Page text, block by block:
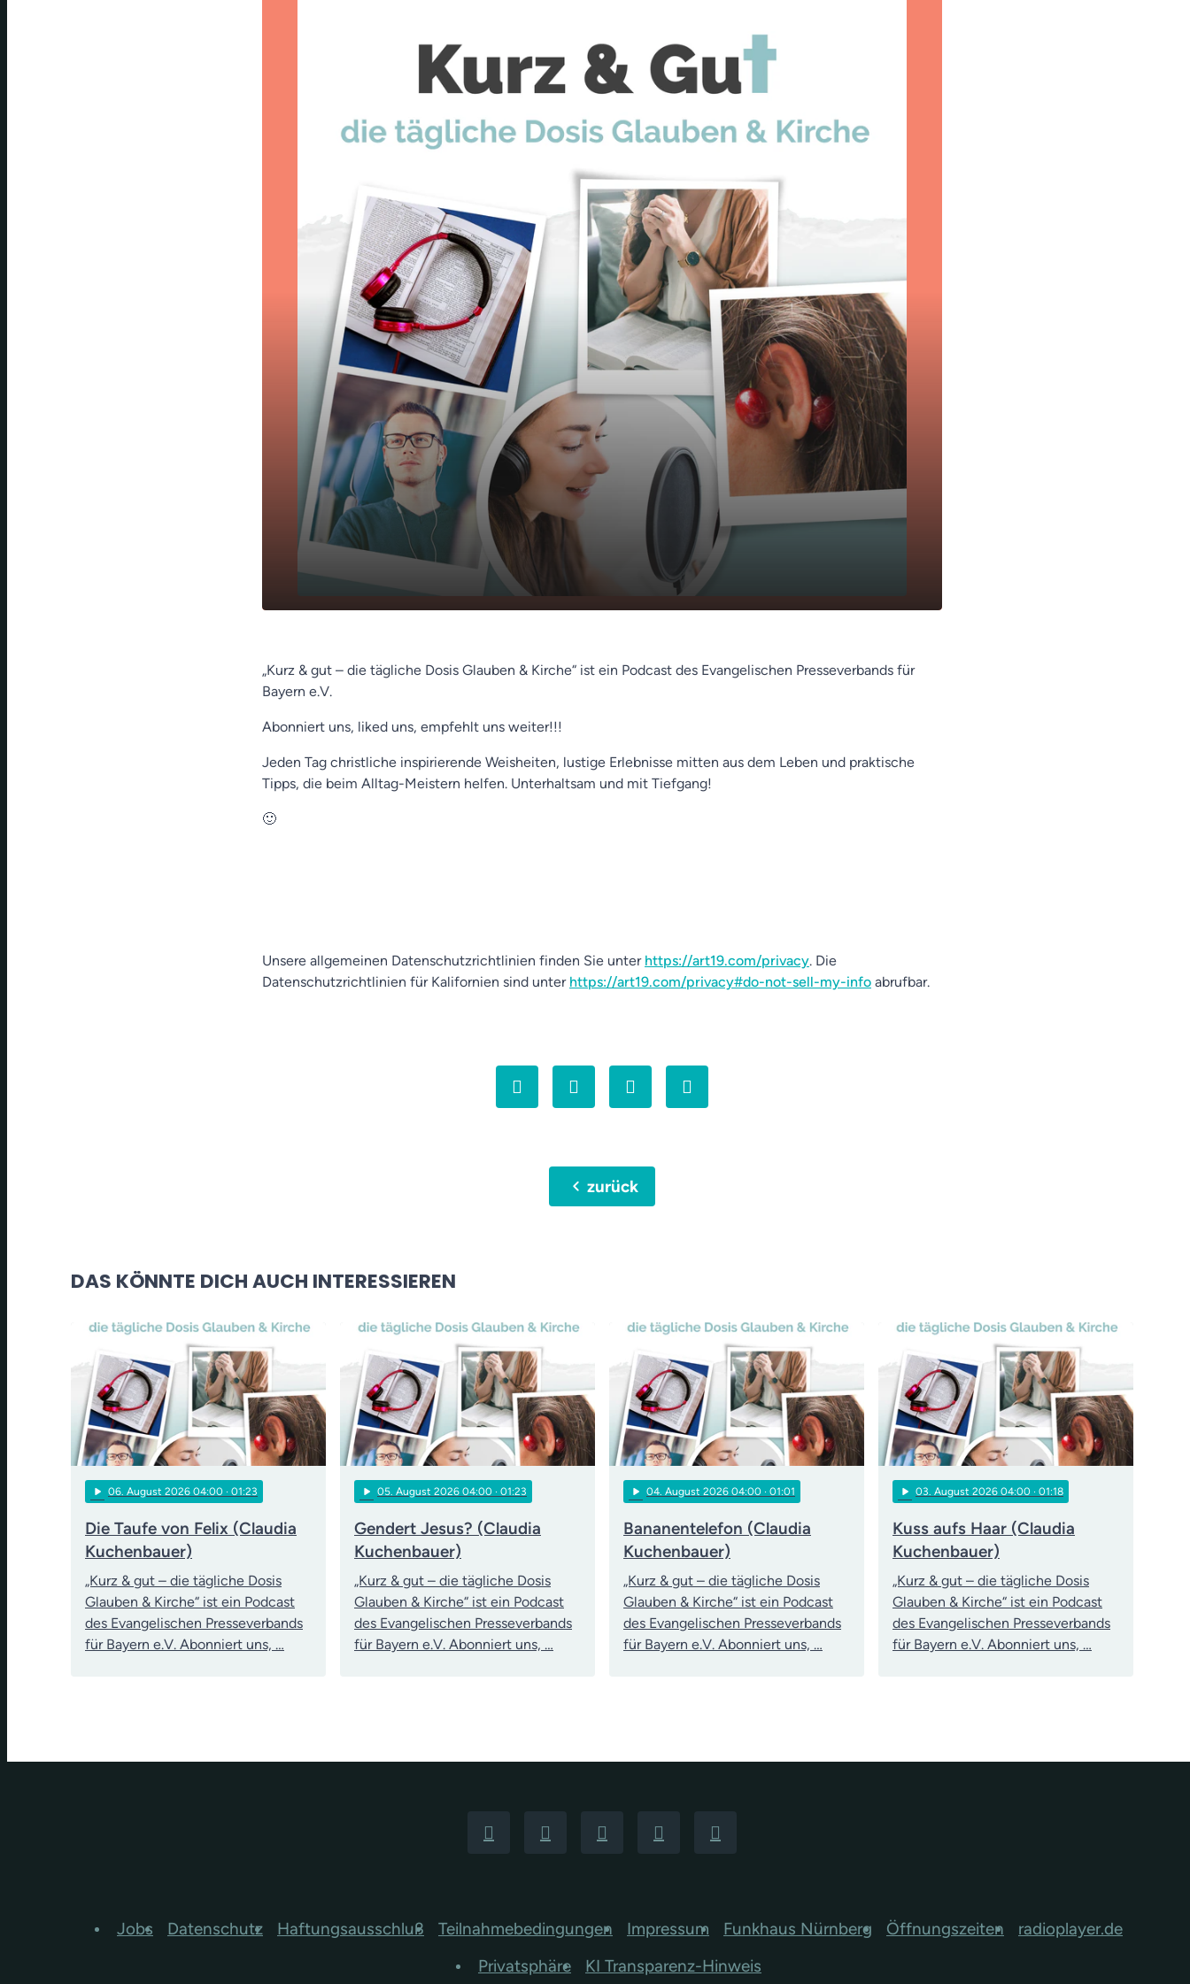
„Kurz & gut – die tägliche Dosis Glauben & Kirche“ ist ein Podcast des Evangelischen Presseverbands für
Bayern e.V.
Abonniert uns, liked uns, empfehlt uns weiter!!!
Jeden Tag christliche inspirierende Weisheiten, lustige Erlebnisse mitten aus dem Leben und praktische
Tipps, die beim Alltag-Meistern helfen. Unterhaltsam und mit Tiefgang!
🙂
Unsere allgemeinen Datenschutzrichtlinien finden Sie unter https://art19.com/privacy. Die
Datenschutzrichtlinien für Kalifornien sind unter https://art19.com/privacy#do-not-sell-my-info abrufbar.
chevron_leftzurück
DAS KÖNNTE DICH AUCH INTERESSIEREN
play_arrow 06 . August 2026 04:00 · 01:23
Die Taufe von Felix (Claudia
Kuchenbauer)
„Kurz & gut – die tägliche Dosis
Glauben & Kirche“ ist ein Podcast
des Evangelischen Presseverbands
für Bayern e.V. Abonniert uns, …
play_arrow 05 . August 2026 04:00 · 01:23
Gendert Jesus? (Claudia
Kuchenbauer)
„Kurz & gut – die tägliche Dosis
Glauben & Kirche“ ist ein Podcast
des Evangelischen Presseverbands
für Bayern e.V. Abonniert uns, …
play_arrow 04 . August 2026 04:00 · 01:01
Bananentelefon (Claudia
Kuchenbauer)
„Kurz & gut – die tägliche Dosis
Glauben & Kirche“ ist ein Podcast
des Evangelischen Presseverbands
für Bayern e.V. Abonniert uns, …
play_arrow 03 . August 2026 04:00 · 01:18
Kuss aufs Haar (Claudia
Kuchenbauer)
„Kurz & gut – die tägliche Dosis
Glauben & Kirche“ ist ein Podcast
des Evangelischen Presseverbands
für Bayern e.V. Abonniert uns, …
Jobs Datenschutz Haftungsausschluß Teilnahmebedingungen Impressum Funkhaus Nürnberg Öffnungszeiten
radioplayer.de
Privatsphäre
KI Transparenz-Hinweis